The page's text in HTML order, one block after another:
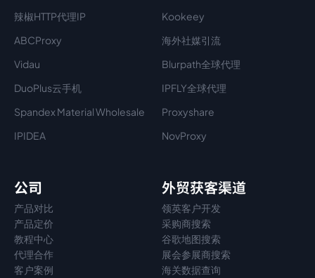
辣椒HTTP代理IP
Kookeey
ABCProxy
海外社媒引流
Vidau
Blurpath全球代理
DuoPlus云手机
IPFLY全球代理
Spandex Material Wholesale​
Proxyshare
IPIDEA
NovProxy
公司
产品对比
产品定价
教程中心
代理合作
客户案例
外贸获客渠道
领英客户开发
采购商搜索
谷歌地图搜索
展会参展商搜索
海关数据查询